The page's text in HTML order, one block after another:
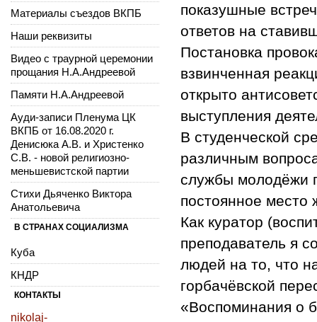
показушные
ответов на
Постановка
взвинченная
открыто
выступления
В студенческой
различным
службы молодёжи
постоянное место
Как куратор
преподаватель я
людей на то, что
горбачёвской
«Воспоминания о
Материалы съездов ВКПБ
Наши реквизиты
Видео с траурной церемонии
прощания Н.А.Андреевой
Памяти Н.А.Андреевой
Ауди-записи Пленума ЦК
ВКПБ от 16.08.2020 г.
Денисюка А.В. и Христенко
С.В. - новой религиозно-
меньшевистской партии
Стихи Дьяченко Виктора
Анатольевича
В СТРАНАХ СОЦИАЛИЗМА
Куба
КНДР
КОНТАКТЫ
nikolaj-